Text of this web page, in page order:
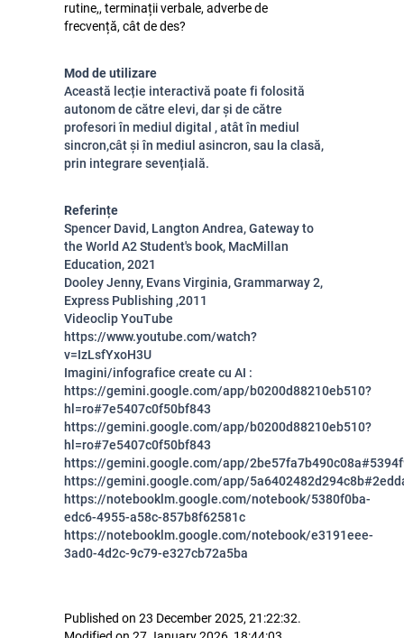
rutine,, terminații verbale, adverbe de
frecvență, cât de des?
Mod de utilizare
Această lecție interactivă poate fi folosită
autonom de către elevi, dar și de către
profesori în mediul digital , atât în mediul
sincron,cât și în mediul asincron, sau la clasă,
prin integrare sevențială.
Referințe
Spencer David, Langton Andrea, Gateway to
the World A2 Student's book, MacMillan
Education, 2021
Dooley Jenny, Evans Virginia, Grammarway 2,
Express Publishing ,2011
Videoclip YouTube
https://www.youtube.com/watch?
v=IzLsfYxoH3U
Imagini/infografice create cu AI :
https://gemini.google.com/app/b0200d88210eb510?
hl=ro#7e5407c0f50bf843
https://gemini.google.com/app/b0200d88210eb510?
hl=ro#7e5407c0f50bf843
https://gemini.google.com/app/
https://gemini.google.com/app/
https://notebooklm.google.com/notebook/5380f0ba-
edc6-4955-a58c-857b8f62581c
https://notebooklm.google.com/notebook/e3191eee-
3ad0-4d2c-9c79-e327cb72a5ba
Published on 23 December 2025, 21:22:32.